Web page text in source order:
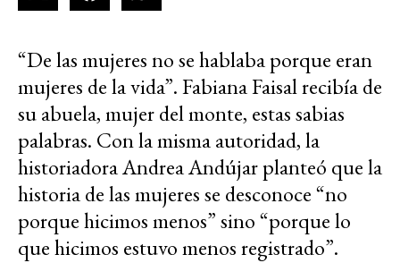
“De las mujeres no se hablaba porque eran
mujeres de la vida”. Fabiana Faisal recibía de
su abuela, mujer del monte, estas sabias
palabras. Con la misma autoridad, la
historiadora Andrea Andújar planteó que la
historia de las mujeres se desconoce “no
porque hicimos menos” sino “porque lo
que hicimos estuvo menos registrado”.